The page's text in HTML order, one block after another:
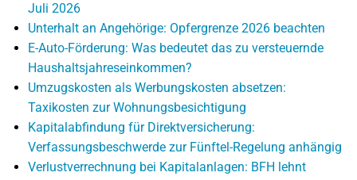
Juli 2026
Unterhalt an Angehörige: Opfergrenze 2026 beachten
E-Auto-Förderung: Was bedeutet das zu versteuernde
Haushaltsjahreseinkommen?
Umzugskosten als Werbungskosten absetzen:
Taxikosten zur Wohnungsbesichtigung
Kapitalabfindung für Direktversicherung:
Verfassungsbeschwerde zur Fünftel-Regelung anhängig
Verlustverrechnung bei Kapitalanlagen: BFH lehnt